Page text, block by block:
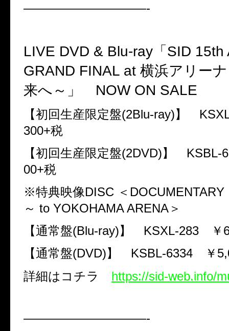
——————————-
LIVE DVD & Blu-ray 「 SID 15th
GRAND FINAL at 横浜アリーナ
来へ～」 NOW ON SALE
【初回生産限定盤(2Blu-ray)】
300+税
【初回生産限定盤(2DVD)】 KSBL-
00+税
※特典映像DISC ＜ DOCUMENTARY
～ to YOKOHAMA ARENA ＞
【通常盤(Blu-ray)】 KSXL-283 ￥
【通常盤(DVD)】 KSBL-6334 ￥
詳細はコチラ https://sid-web.info/
——————————-